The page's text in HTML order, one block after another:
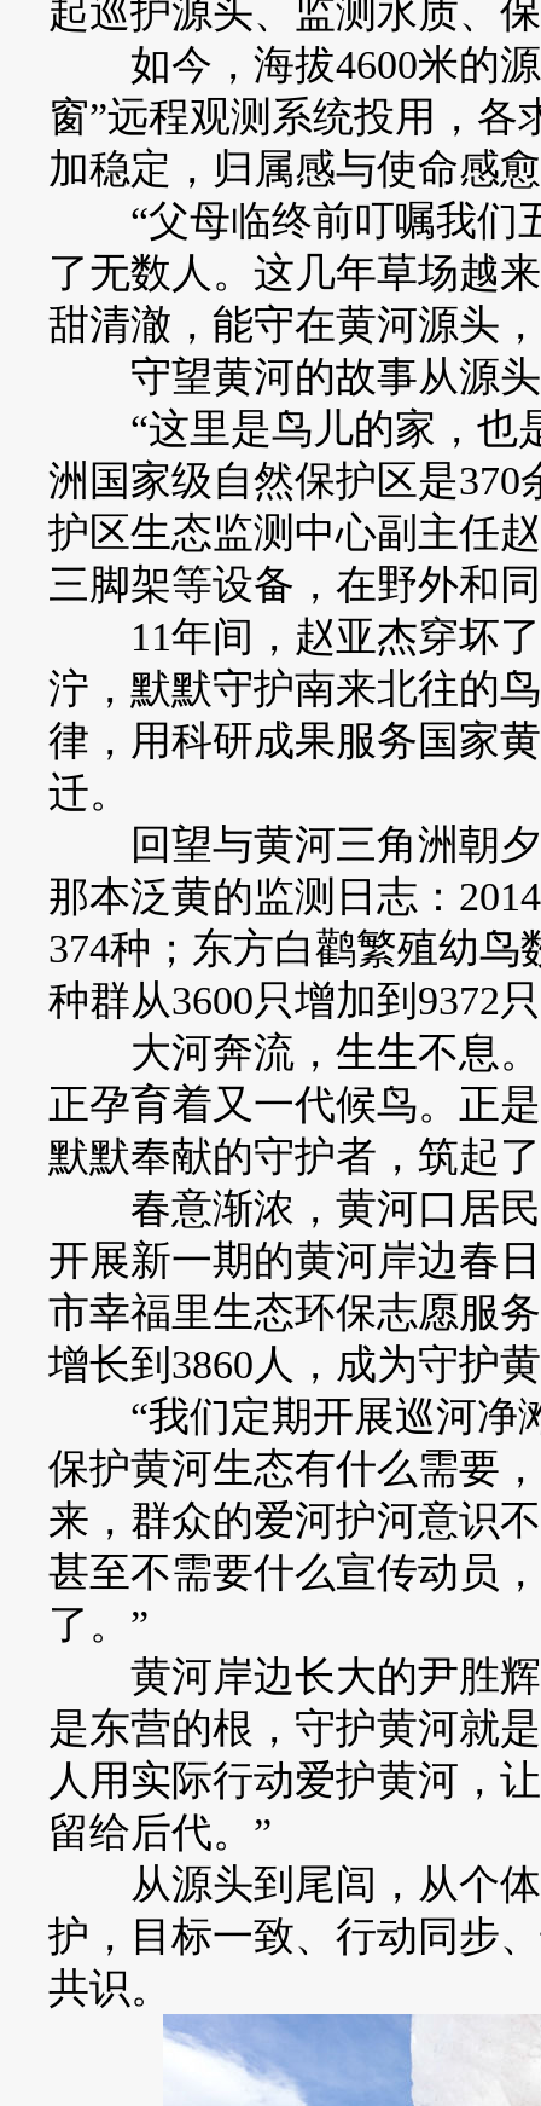
起巡护源头、监测水质、
如今，海拔4600米的源
窗”远程观测系统投用，
加稳定，归属感与使命感
“父母临终前叮嘱我们
了无数人。这几年草场越
甜清澈，能守在黄河源头
守望黄河的故事从源头
“这里是鸟儿的家，也
洲国家级自然保护区是370
护区生态监测中心副主任
三脚架等设备，在野外和
11年间，赵亚杰穿坏了
泞，默默守护南来北往的
律，用科研成果服务国家
迁。
回望与黄河三角洲朝夕
那本泛黄的监测日志：
374种；东方白鹳繁殖幼鸟
种群从3600只增加到9372
大河奔流，生生不息。
正孕育着又一代候鸟。正
默默奉献的守护者，筑起
春意渐浓，黄河口居民
开展新一期的黄河岸边春
市幸福里生态环保志愿服
增长到3860人，成为守护
“我们定期开展巡河净
保护黄河生态有什么需要
来，群众的爱河护河意识
甚至不需要什么宣传动员
了。”
黄河岸边长大的尹胜辉
是东营的根，守护黄河就
人用实际行动爱护黄河，
留给后代。”
从源头到尾闾，从个体
护，目标一致、行动同步
共识。